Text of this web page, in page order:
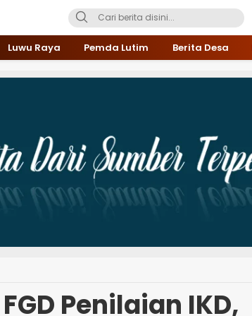
Luwu Raya Pemda Lutim Berita Desa
Penilaian IKD,